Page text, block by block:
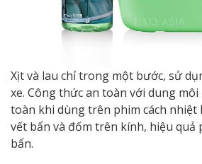
Xịt và lau chỉ trong một bước, sử
xe. Công thức an toàn với dung
toàn khi dùng trên phim cách nhiệt
vết bẩn và đốm trên kính, hiệu quả
bẩn.